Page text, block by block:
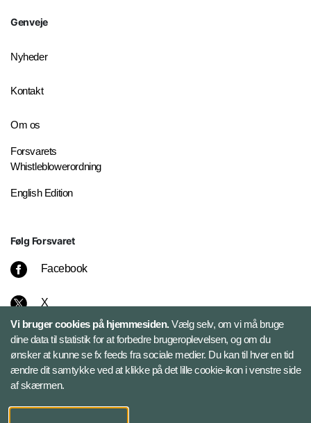
Genveje
Nyheder
Kontakt
Om os
Forsvarets
Whistleblowerordning
English Edition
Følg Forsvaret
Facebook
X
Instagram
Bluesky
LinkedIn
Vi bruger cookies på hjemmesiden.Vælg selv, om vi må bruge
dine data til statistik for at forbedre brugeroplevelsen, og om du
ønsker at kunne se fx feeds fra sociale medier. Du kan til hver en tid
ændre dit samtykke ved at klikke på det lille cookie-ikon i venstre side
af skærmen.